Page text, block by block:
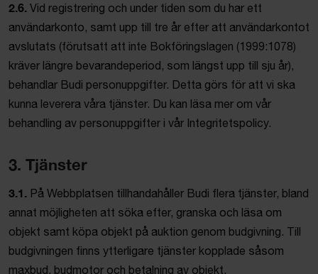
2.6. Vid registrering och under tiden som du har ett
användarkonto, samt upp till tre år efter att användarkontot
avslutats (förutsatt att inte Bokföringslagen (1999:1078)
kräver längre bevarandeperiod, som längst upp till sju år),
behandlar Budi personuppgifter. Detta görs för att vi ska
kunna leverera våra tjänster. Du kan läsa mer om vår
behandling av personuppgifter i vår Integritetspolicy.
3. Tjänster
3.1. På Webbplatsen tillhandahåller Budi flera tjänster, bland
annat möjligheten att söka efter, granska och läsa om
objekt samt köpa objekt på auktion genom budgivning. Till
budgivningen finns ytterligare tjänster kopplade såsom
maxbud, budmotor och betalning av objekt.